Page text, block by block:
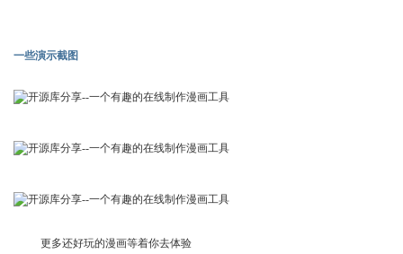
一些演示截图
更多还好玩的漫画等着你去体验